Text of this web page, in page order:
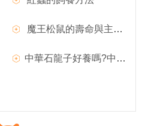
魔王松鼠的壽命與主人的喂養方法有很大關系
中華石龍子好養嗎?中華石龍子圖片|價格|習性介紹